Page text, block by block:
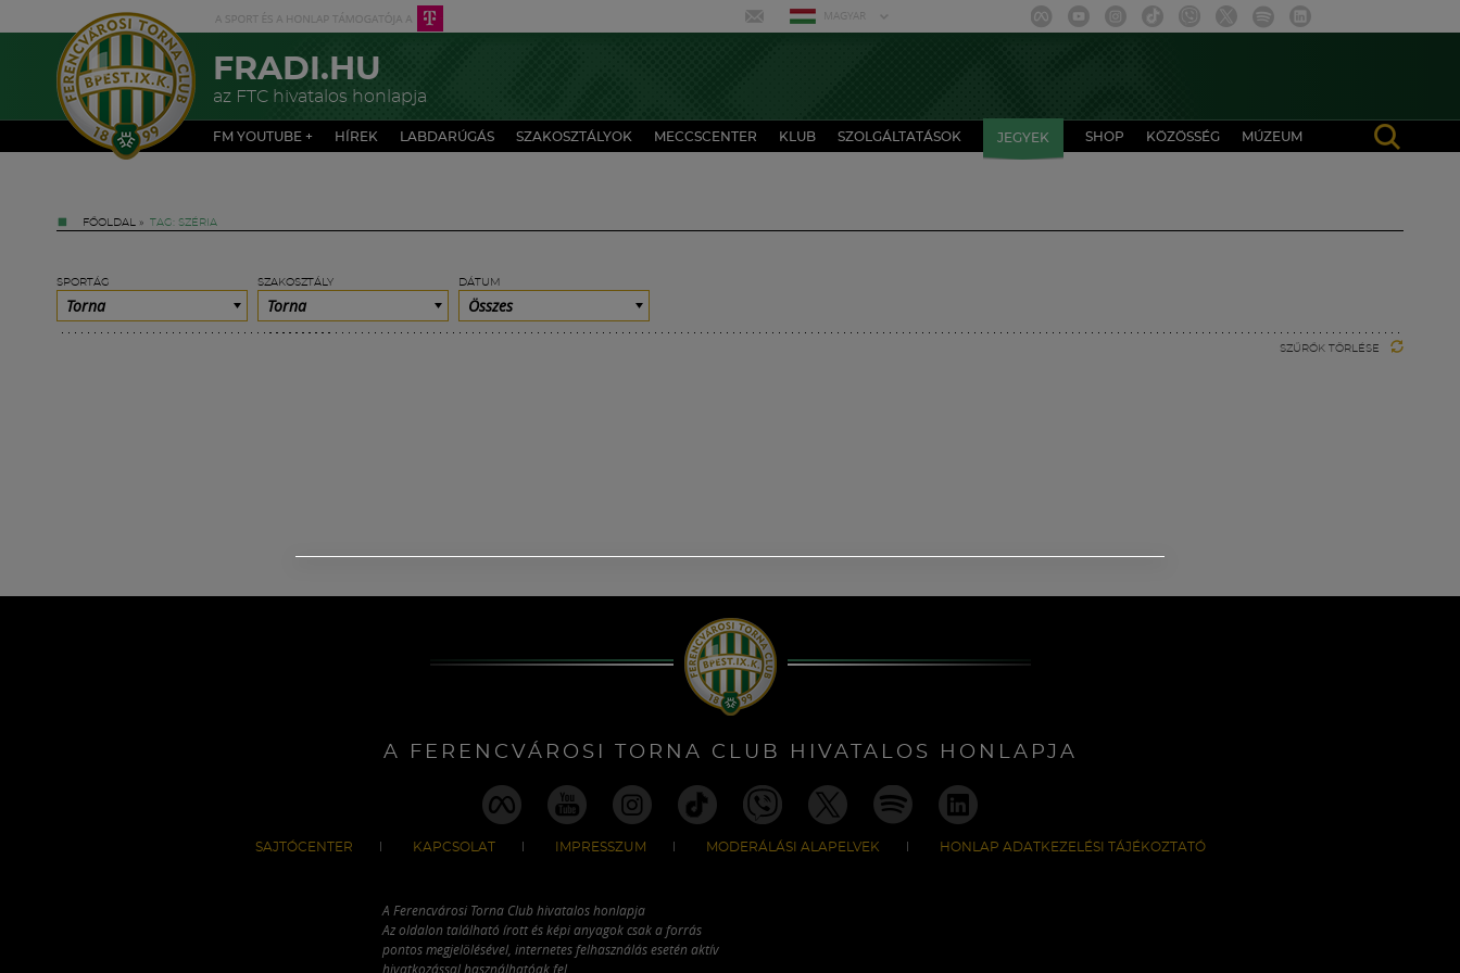
MAGYAR
FRADI.HU
az FTC hivatalos honlapja
FM YOUTUBE + HÍREK LABDARÚGÁS SZAKOSZTÁLYOK MECCSCENTER KLUB SZOLGÁLTATÁSOK JEGYEK SHOP KÖZÖSSÉG MÚZEUM
FŐOLDAL » TAG: SZÉRIA
SPORTÁG
Torna
SZAKOSZTÁLY
Torna
DÁTUM
Összes
SZŰRŐK TÖRLÉSE
A FERENCVÁROSI TORNA CLUB HIVATALOS HONLAPJA
SAJTÓCENTER KAPCSOLAT IMPRESSZUM MODERÁLÁSI ALAPELVEK HONLAP ADATKEZELÉSI TÁJÉKOZTATÓ
A Ferencvárosi Torna Club hivatalos honlapja
Az oldalon található írott és képi anyagok csak a forrás
pontos megjelölésével, internetes felhasználás esetén aktív
hivatkozással használhatóak fel.